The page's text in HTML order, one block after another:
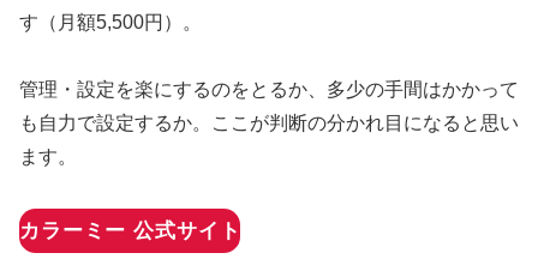
す（月額5,500円）。
管理・設定を楽にするのをとるか、多少の手間はかかって
も自力で設定するか。ここが判断の分かれ目になると思い
ます。
カラーミー 公式サイト